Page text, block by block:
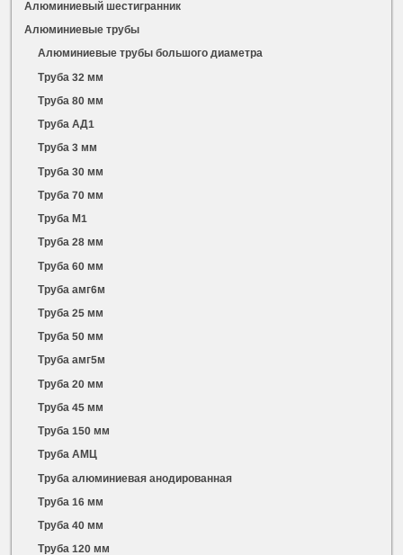
Алюминиевый шестигранник
Алюминиевые трубы
Алюминиевые трубы большого диаметра
Труба 32 мм
Труба 80 мм
Труба АД1
Труба 3 мм
Труба 30 мм
Труба 70 мм
Труба М1
Труба 28 мм
Труба 60 мм
Труба амг6м
Труба 25 мм
Труба 50 мм
Труба амг5м
Труба 20 мм
Труба 45 мм
Труба 150 мм
Труба АМЦ
Труба алюминиевая анодированная
Труба 16 мм
Труба 40 мм
Труба 120 мм